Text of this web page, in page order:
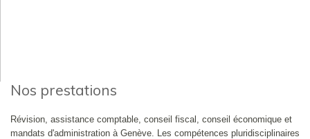
Nos prestations
Révision, assistance comptable, conseil fiscal, conseil économique et
mandats d'administration à Genève. Les compétences pluridisciplinaires